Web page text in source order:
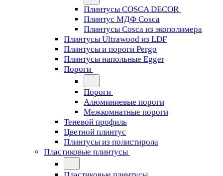
Плинтусы COSCA DECOR
Плинтус МДФ Cosca
Плинтусы Cosca из экополимера
Плинтусы Ultrawood из LDF
Плинтусы и пороги Pergo
Плинтусы напольные Egger
Пороги
Пороги
Алюминиевые пороги
Межкомнатные пороги
Теневой профиль
Цветной плинтус
Плинтусы из полистирола
Пластиковые плинтусы